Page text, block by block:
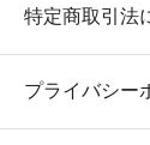
特定商取引法
プライバシー